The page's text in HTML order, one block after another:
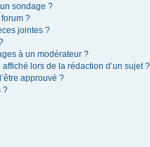
sondage ?
?
jointes ?
à un modérateur ?
lors de la rédaction d’un sujet ?
approuvé ?
?